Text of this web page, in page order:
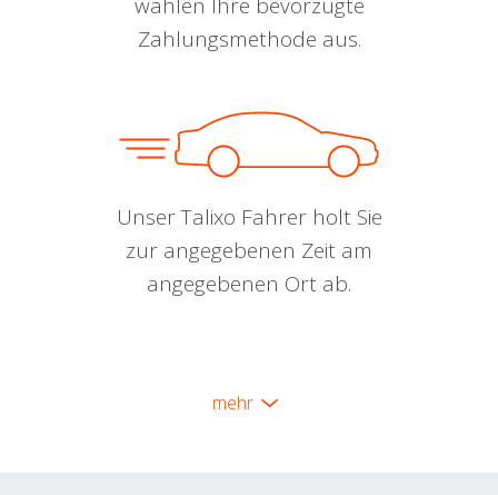
Zahlungsmethode aus.
Unser Talixo Fahrer holt Sie
zur angegebenen Zeit am
angegebenen Ort ab.
mehr